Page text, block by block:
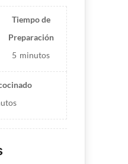
Tiempo de
Preparación
5 minutos